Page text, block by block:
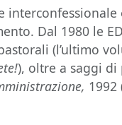
Dal 1980 le
(l’ultimo
), oltre a saggi
1992